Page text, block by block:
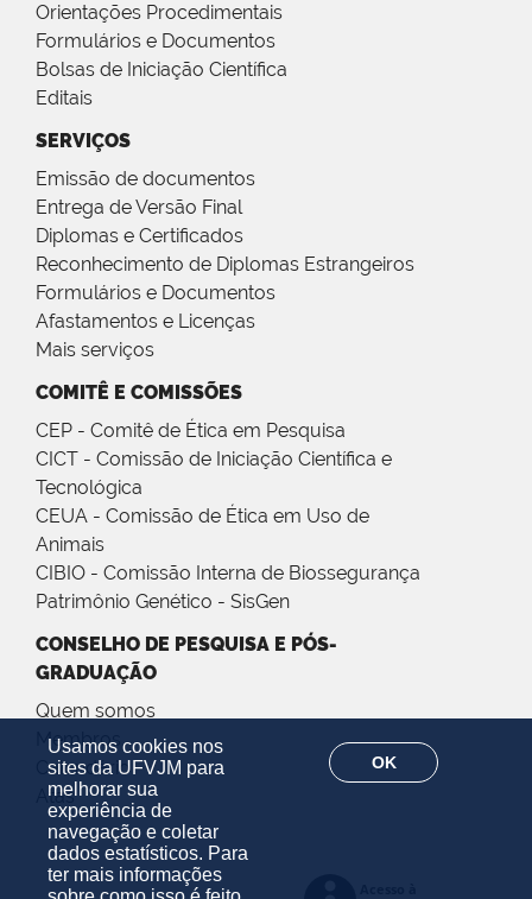
Usamos cookies nos
sites da UFVJM para
melhorar sua
experiência de
navegação e coletar
dados estatísticos. Para
ter mais informações
OK
Orientações Procedimentais
Formulários e Documentos
Bolsas de Iniciação Científica
Editais
SERVIÇOS
Emissão de documentos
Entrega de Versão Final
Diplomas e Certificados
Reconhecimento de Diplomas Estrangeiros
Formulários e Documentos
Afastamentos e Licenças
Mais serviços
COMITÊ E COMISSÕES
CEP - Comitê de Ética em Pesquisa
CICT - Comissão de Iniciação Científica e
Tecnológica
CEUA - Comissão de Ética em Uso de
Animais
CIBIO - Comissão Interna de Biossegurança
Patrimônio Genético - SisGen
CONSELHO DE PESQUISA E PÓS-
GRADUAÇÃO
Quem somos
Membros
Calendário
Atas